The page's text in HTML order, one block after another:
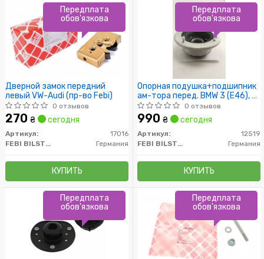
Дверной замок передний
левый VW-Audi (пр-во Febi)
0 отзывов
270 ₴ сегодня
Артикул:
17016
FEBI BILSTEIN
Германия
КУПИТЬ
Передплата
обов'язкова
Опорная подушка+подшипник
ам-тора перед. BMW 3 (E46), 5
(E39), X3 (E83)0 отзывов
990 ₴ сегодня
Артикул:
12519
FEBI BILSTEIN
Германия
КУПИТЬ
Передплата
обов'язкова
Передплата
обов'язкова
Передплата
обов'язкова